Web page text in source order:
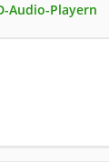
Audio-Playern